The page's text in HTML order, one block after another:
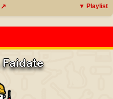
↗ ▼ Playlist